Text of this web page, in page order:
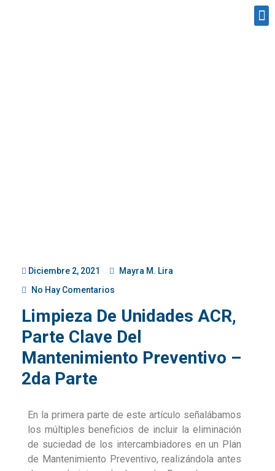
Diciembre 2, 2021
Mayra M. Lira
No Hay Comentarios
Limpieza De Unidades ACR,
Parte Clave Del
Mantenimiento Preventivo –
2da Parte
En la primera parte de este artículo señalábamos
los múltiples beneficios de incluir la eliminación
de suciedad de los intercambiadores en un Plan
de Mantenimiento Preventivo, realizándola antes